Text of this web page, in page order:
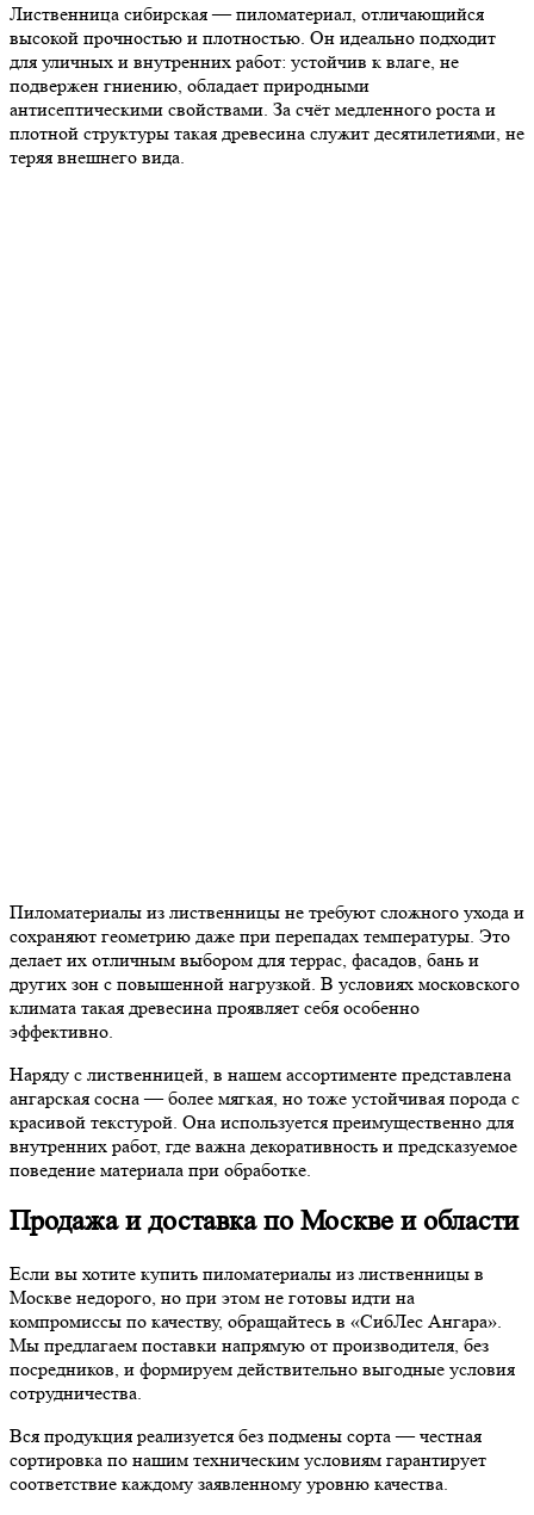
Лиственница сибирская — пиломатериал, отличающийся
высокой прочностью и плотностью. Он идеально подходит
для уличных и внутренних работ: устойчив к влаге, не
подвержен гниению, обладает природными
антисептическими свойствами. За счёт медленного роста и
плотной структуры такая древесина служит десятилетиями, не
теряя внешнего вида.
Пиломатериалы из лиственницы не требуют сложного ухода и
сохраняют геометрию даже при перепадах температуры. Это
делает их отличным выбором для террас, фасадов, бань и
других зон с повышенной нагрузкой. В условиях московского
климата такая древесина проявляет себя особенно
эффективно.
Наряду с лиственницей, в нашем ассортименте представлена
ангарская сосна — более мягкая, но тоже устойчивая порода с
красивой текстурой. Она используется преимущественно для
внутренних работ, где важна декоративность и предсказуемое
поведение материала при обработке.
Продажа и доставка по Москве и области
Если вы хотите купить пиломатериалы из лиственницы в
Москве недорого, но при этом не готовы идти на
компромиссы по качеству, обращайтесь в «СибЛес Ангара».
Мы предлагаем поставки напрямую от производителя, без
посредников, и формируем действительно выгодные условия
сотрудничества.
Вся продукция реализуется без подмены сорта — честная
сортировка по нашим техническим условиям гарантирует
соответствие каждому заявленному уровню качества.